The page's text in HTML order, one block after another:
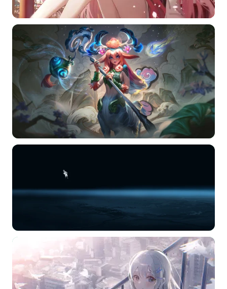
选择图片
标签 (逗号分隔)